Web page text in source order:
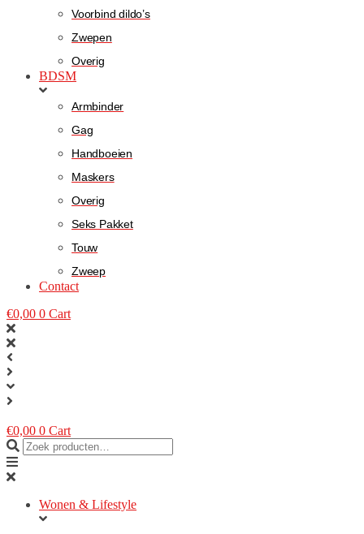
Voorbind dildo’s
Zwepen
Overig
BDSM
Armbinder
Gag
Handboeien
Maskers
Overig
Seks Pakket
Touw
Zweep
Contact
€0,00 0 Cart
€0,00 0 Cart
Wonen & Lifestyle